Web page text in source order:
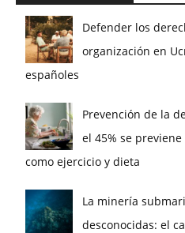
Defender los
organización en
españoles
Prevención de la
el 45% se
como ejercicio y dieta
La minería
desconocidas: el